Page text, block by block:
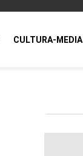
CULTURA-MEDIA